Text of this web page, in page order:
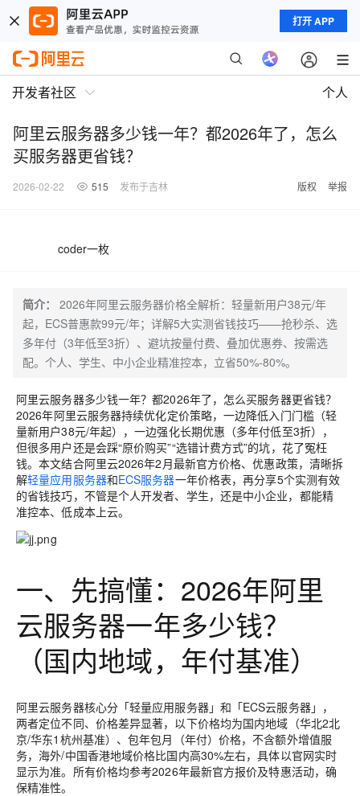
打开 APP
开发者社区 个人
阿里云服务器多少钱一年？都2026年了，怎么
买服务器更省钱？
2026-02-22 515 发布于吉林 版权 举报
coder一枚
简介：
2026年阿里云服务器价格全解析：轻量新用户38元/年
起，ECS普惠款99元/年；详解5大实测省钱技巧——抢秒杀、选
多年付（3年低至3折）、避坑按量付费、叠加优惠券、按需选
配。个人、学生、中小企业精准控本，立省50%-80%。
阿里云服务器多少钱一年？都2026年了，怎么买服务器更省钱？
2026年阿里云服务器持续优化定价策略，一边降低入门门槛（轻
量新用户38元/年起），一边强化长期优惠（多年付低至3折），
但很多用户还是会踩“原价购买”“选错计费方式”的坑，花了冤枉
钱。本文结合阿里云2026年2月最新官方价格、优惠政策，清晰拆
解轻量应用服务器和ECS服务器一年价格表，再分享5个实测有效
的省钱技巧，不管是个人开发者、学生，还是中小企业，都能精
准控本、低成本上云。
一、先搞懂：2026年阿里
云服务器一年多少钱？
（国内地域，年付基准）
阿里云服务器核心分「轻量应用服务器」和「ECS云服务器」，
两者定位不同、价格差异显著，以下价格均为国内地域（华北2北
京/华东1杭州基准）、包年包月（年付）价格，不含额外增值服
务，海外/中国香港地域价格比国内高30%左右，具体以官网实时
显示为准。所有价格均参考2026年最新官方报价及特惠活动，确
保精准性。